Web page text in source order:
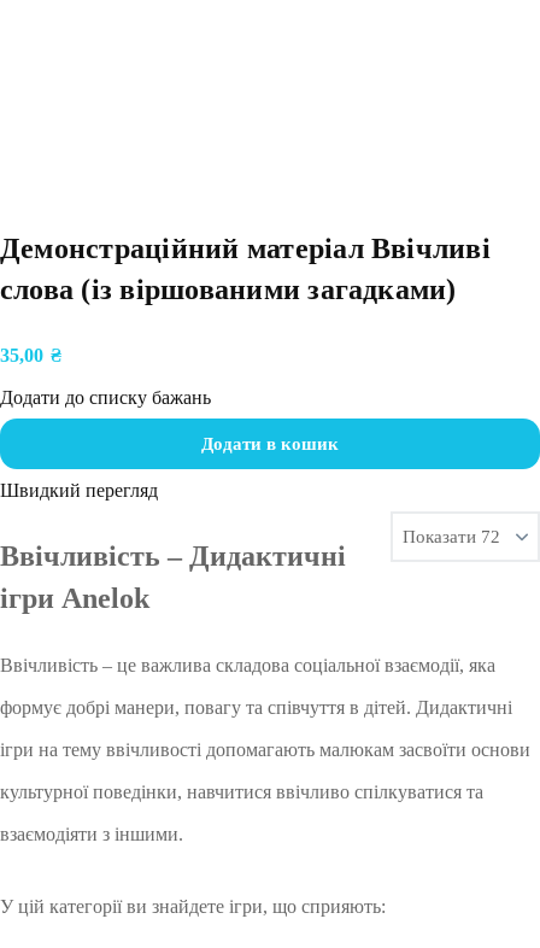
Демонстраційний матеріал Ввічливі
слова (із віршованими загадками)
35,00 ₴
Додати до списку бажань
Додати в кошик
Швидкий перегляд
Ввічливість – Дидактичні
ігри Anelok
Ввічливість – це важлива складова соціальної взаємодії, яка
формує добрі манери, повагу та співчуття в дітей. Дидактичні
ігри на тему ввічливості допомагають малюкам засвоїти основи
культурної поведінки, навчитися ввічливо спілкуватися та
взаємодіяти з іншими.
У цій категорії ви знайдете ігри, що сприяють: